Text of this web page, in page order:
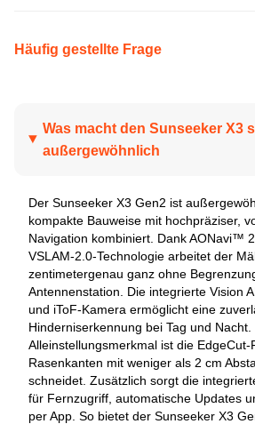
Häufig gestellte Frage
Was macht den Sunseeker X3
außergewöhnlich
Der Sunseeker X3 Gen2 ist
kompakte Bauweise mit hochpräziser,
Navigation kombiniert. Dank AONavi™
VSLAM-2.0-Technologie arbeitet der
zentimetergenau ganz ohne
Antennenstation. Die integrierte Vision
und iToF-Kamera ermöglicht eine
Hinderniserkennung bei Tag und
Alleinstellungsmerkmal ist die EdgeCut-
Rasenkanten mit weniger als 2 cm
schneidet. Zusätzlich sorgt die
für Fernzugriff, automatische Updates
per App. So bietet der Sunseeker X3